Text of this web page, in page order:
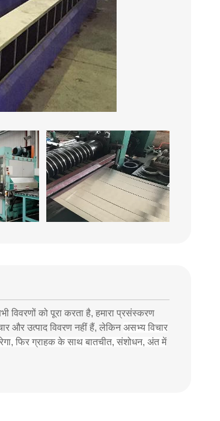
को पूरा करता है, हमारा प्रसंस्करण
और उत्पाद विवरण नहीं हैं, लेकिनअसभ्य विचार
फिर ग्राहक के साथ बातचीत, संशोधन, अंत में